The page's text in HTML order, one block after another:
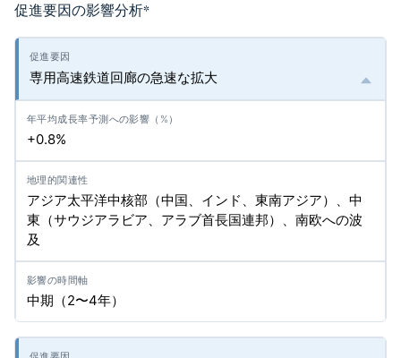
促進要因の影響分析*
専用高速鉄道回廊の急速な拡大
+0.8%
アジア太平洋中核部（中国、インド、東南アジア）、中
東（サウジアラビア、アラブ首長国連邦）、南欧への波
及
中期（2〜4年）